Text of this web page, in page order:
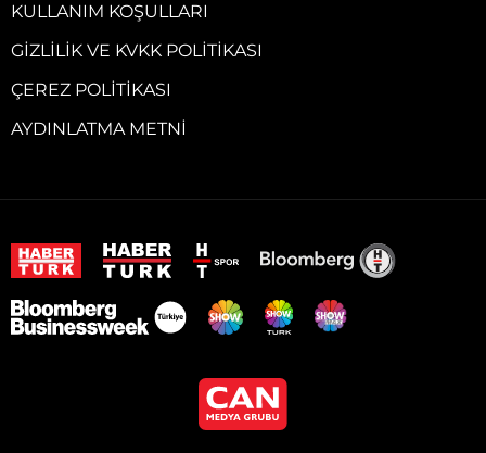
KULLANIM KOŞULLARI
GIZLILIK VE KVKK POLITIKASI
ÇEREZ POLITIKASI
AYDINLATMA METNI